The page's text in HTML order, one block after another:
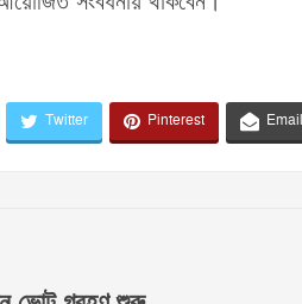
Twitter Pinterest Email